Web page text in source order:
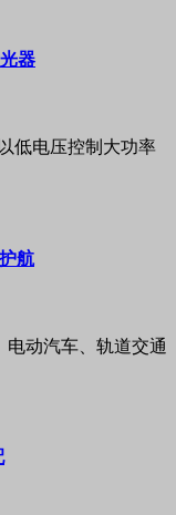
器
低电压控制大功率
航
电动汽车、轨道交通